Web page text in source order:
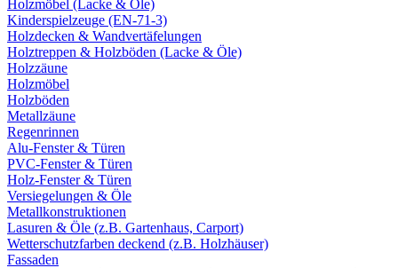
Holzmöbel (Lacke & Öle)
Kinderspielzeuge (EN-71-3)
Holzdecken & Wandvertäfelungen
Holztreppen & Holzböden (Lacke & Öle)
Holzzäune
Holzmöbel
Holzböden
Metallzäune
Regenrinnen
Alu-Fenster & Türen
PVC-Fenster & Türen
Holz-Fenster & Türen
Versiegelungen & Öle
Metallkonstruktionen
Lasuren & Öle (z.B. Gartenhaus, Carport)
Wetterschutzfarben deckend (z.B. Holzhäuser)
Fassaden